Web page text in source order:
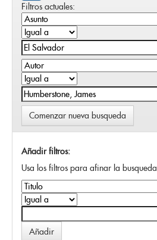
Filtros actuales:
Comenzar nueva busqueda
Añadir filtros:
Usa los filtros para afinar la busqueda.